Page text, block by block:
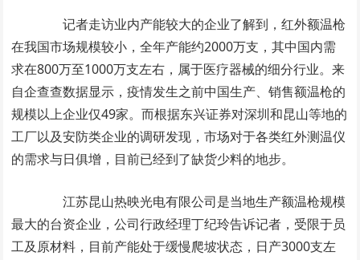
记者走访业内产能较大的企业了解到，红外额温枪
在我国市场规模较小，全年产能约2000万支，其中国内需
求在800万至1000万支左右，属于医疗器械的细分行业。来
自企查查数据显示，疫情发生之前中国生产、销售额温枪的
规模以上企业仅49家。而根据东兴证券对深圳和昆山等地的
工厂以及安防类企业的调研发现，市场对于各类红外测温仪
的需求与日俱增，目前已经到了缺货少料的地步。
江苏昆山热映光电有限公司是当地生产额温枪规模
最大的台资企业，公司行政经理丁纪玲告诉记者，受限于员
工及原材料，目前产能处于缓慢爬坡状态，日产3000支左